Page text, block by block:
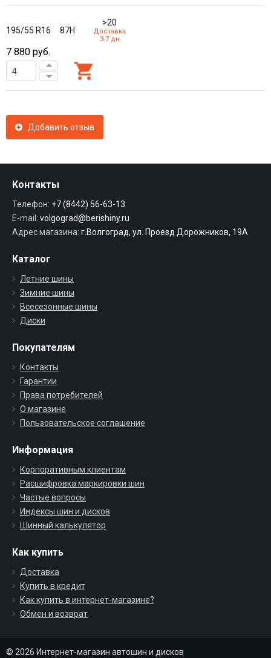
195/55 R16 87H
>20
Доставка
3-7 дн
7 880 руб.
Добавить отзыв
Контакты
Телефон: +7 (8442) 56-63-13
E-mail: volgograd@berishiny.ru
Адрес магазина: г.Волгоград, ул. Проезд Дорожников, 19А
Каталог
Летние шины
Зимние шины
Всесезонные шины
Диски
Покупателям
Контакты
Гарантии
Права потребителей
О магазине
Пользовательское соглашение
Информация
Корпоративным клиентам
Расшифровка маркировки шин
Частые вопросы
Индексы шин и дисков
Шинный калькулятор
Как купить
Доставка
Купить в кредит
Как купить в интернет-магазине?
Обмен и возврат
© 2026 Интернет-магазин автошин и дисков